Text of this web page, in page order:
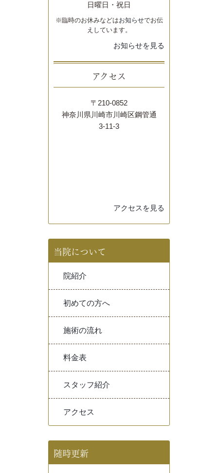
日曜日・祝日
※臨時のお休みなどはお知らせでお伝
えしています。
お知らせを見る
アクセス
〒210-0852
神奈川県川崎市川崎区鋼管通
3-11-3
アクセスを見る
当院について
院紹介
初めての方へ
施術の流れ
料金表
スタッフ紹介
アクセス
随時更新